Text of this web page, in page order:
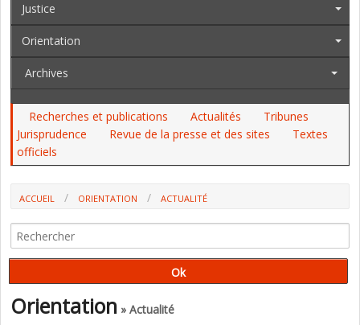
Justice
Orientation
Archives
Recherches et publications Actualités
Tribunes
Jurisprudence
Revue de la presse et des sites
Textes
officiels
ACCUEIL ORIENTATION ACTUALITÉ
Orientation » Actualité